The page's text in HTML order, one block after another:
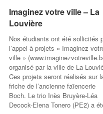
Imaginez votre ville – La
Louvière
Nos étudiants ont été sollicités
l’appel à projets « Imaginez
ville »
organisé par la ville de La
Ces projets seront réalisés sur
friche de l’ancienne faïencerie
Boch. Le trio Inès Bruyère-Léa
Decock-Elena Tonero (PE2) a
Imaginez votre ville – La
Louvière